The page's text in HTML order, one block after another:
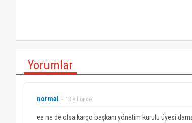
Yorumlar
normal ~ 13 yıl önce
ee ne de olsa kargo başkanı yönetim kurulu üyesi